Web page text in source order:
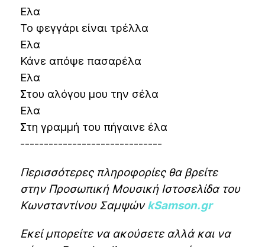
Ελα
Το φεγγάρι είναι τρέλλα
Ελα
Κάνε απόψε πασαρέλα
Ελα
Στου αλόγου μου την σέλα
Ελα
Στη γραμμή του πήγαινε έλα
------------------------------
Περισσότερες πληροφορίες θα βρείτε
στην Προσωπική Μουσική Ιστοσελίδα του
Κωνσταντίνου Σαμψών kSamson.gr
Εκεί μπορείτε να ακούσετε αλλά και να